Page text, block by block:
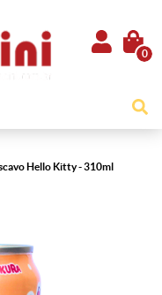
0
Hello Kitty - 310ml